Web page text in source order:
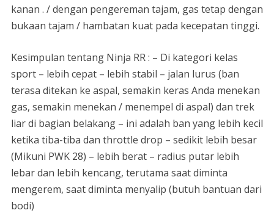
kanan . / dengan pengereman tajam, gas tetap dengan
bukaan tajam / hambatan kuat pada kecepatan tinggi.
Kesimpulan tentang Ninja RR : – Di kategori kelas
sport – lebih cepat – lebih stabil – jalan lurus (ban
terasa ditekan ke aspal, semakin keras Anda menekan
gas, semakin menekan / menempel di aspal) dan trek
liar di bagian belakang – ini adalah ban yang lebih kecil
ketika tiba-tiba dan throttle drop – sedikit lebih besar
(Mikuni PWK 28) – lebih berat – radius putar lebih
lebar dan lebih kencang, terutama saat diminta
mengerem, saat diminta menyalip (butuh bantuan dari
bodi)